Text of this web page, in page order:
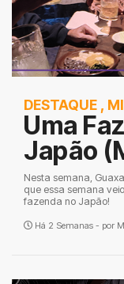
DESTAQUE ,
Uma
Japão
Nesta semana,
que essa semana
fazenda no Japão!
Há 2 Semanas - por